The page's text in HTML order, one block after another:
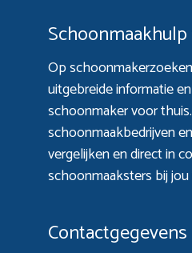
Op
uitgebreide informatie
schoonmaker voor
schoonmaakbedrijven
vergelijken en direct in
schoonmaaksters bij
Contactgegevens